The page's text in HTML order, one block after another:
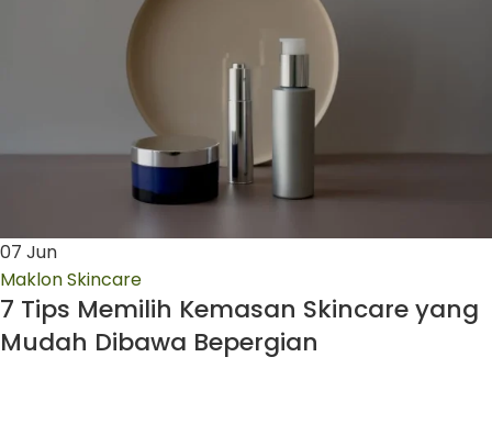
07 Jun
Maklon Skincare
7 Tips Memilih Kemasan Skincare yang
Mudah Dibawa Bepergian